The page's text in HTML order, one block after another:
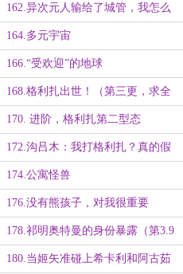
谁更可靠？》
162.异次元人输给了城管，我怎么
会做这样的梦？
164.多元宇宙
166.“受欢迎”的地球
168.格利扎出世！（第三更，求全
订）
170. 进阶，格利扎第二型态
172.沟吕木：我打格利扎？真的假
的？（第四更，求全订）
174.公寓怪兽
176.没有熊孩子，对我很重要
178.祁明奥特曼的身份暴露（第3.9
更，求全订）
180.当姬矢准碰上希卡利和阿古茹